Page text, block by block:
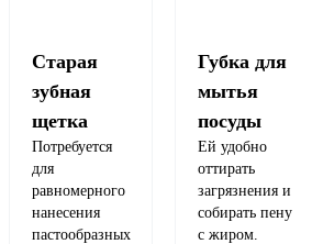
Старая
зубная
щетка
Потребуется
для
равномерного
нанесения
пастообразных
Губка для
мытья
посуды
Ей удобно
оттирать
загрязнения и
собирать пену
с жиром.